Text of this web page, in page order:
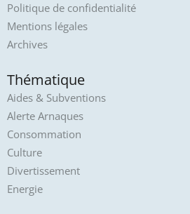
Politique de confidentialité
Mentions légales
Archives
Thématique
Aides & Subventions
Alerte Arnaques
Consommation
Culture
Divertissement
Energie